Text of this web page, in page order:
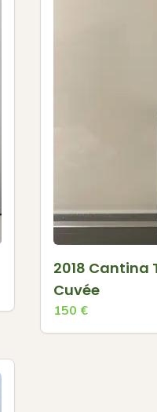
2018 Cantina
Cuvée
150 €